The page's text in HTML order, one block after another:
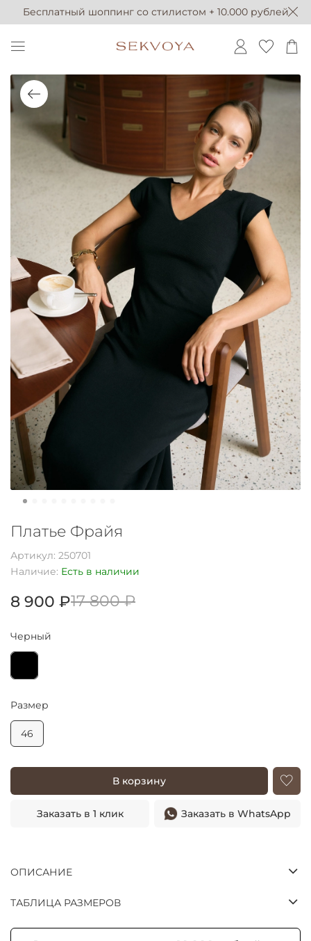
Бесплатный шоппинг со стилистом + 10.000 рублей
Платье Фрайя
Артикул: 250701
Наличие: Есть в наличии
17 800 ₽
8 900 ₽
В корзину
Заказать в 1 клик Заказать в WhatsApp
Черный
Размер
46
ОПИСАНИЕ
ТАБЛИЦА РАЗМЕРОВ